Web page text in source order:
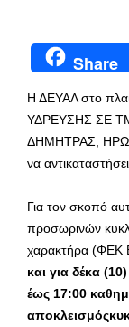
Share
Η ΔΕΥΑΛ στο
ΥΔΡΕΥΣΗΣ ΣΕ
ΔΗΜΗΤΡΑΣ,
να
Για τον σκοπό
προσωρινών
χαρακτήρα (ΦΕΚ
και για δέκα
έως 17:00